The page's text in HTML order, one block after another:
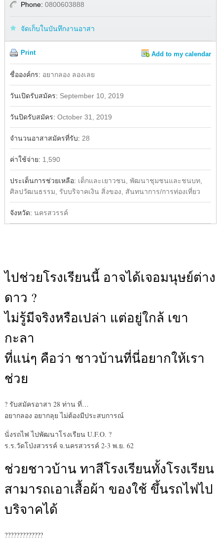
Phone: 0800603888
จัดเก็บในบันทึกงานอาสา
Print Add to my calendar
Facebook
ชื่อองค์กร: อยากลอง ลองเลย
วันเปิดรับสมัคร: September 10, 2019
วันปิดรับสมัคร: October 31, 2019
จำนวนอาสาสมัครที่รับ: 28
ค่าใช้จ่าย: 1,590
ประเด็นการช่วยเหลือ: เด็กและเยาวชน, พัฒนาชุมชนและชนบท,
ศิลปวัฒนธรรม, รับบริจาคเงิน สิ่งของ, สันทนาการ/การท่องเที่ยว
จังหวัด: นครสวรรค์
ไปช่วยโรงเรียนนี้ อาจได้เจอมนุษย์ต่าง
ดาว ?
ไม่รู้มีจริงหรือเปล่า แต่อยู่ใกล้ เขา
กะลา
ที่แน่ๆ คือว่า ชาวบ้านที่นี่อยากให้เรา
ช่วย
? รับสมัครอาสา 28 ท่าน ที่…
อยากลอง อยากลุย ไม่ต้องมีประสบการณ์
นั่งรถไฟ ไปพัฒนาโรงเรียน U.F.O. ?
ร.ร.วัดโป่งสวรรค์ จ.นครสวรรค์ 2-3 พ.ย. 62
ช่วยชาวบ้าน ทาสีโรงเรียนทั้งโรงเรียน
สามารถเอาเสื้อผ้า ของใช้ ขึ้นรถไฟไป
บริจาคได้
?????????????